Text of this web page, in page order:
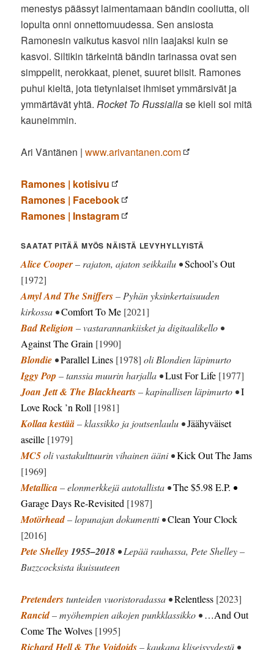
menestys päässyt laimentamaan bändin cooliutta, oli
lopulta onni onnettomuudessa. Sen ansiosta
Ramonesin vaikutus kasvoi niin laajaksi kuin se
kasvoi. Siltikin tärkeintä bändin tarinassa ovat sen
simppelit, nerokkaat, pienet, suuret biisit. Ramones
puhui kieltä, jota tietynlaiset ihmiset ymmärsivät ja
ymmärtävät yhtä.Rocket To Russiallase kieli soi mitä
kauneimmin.
Ari Väntänen |www.arivantanen.com
Ramones | kotisivu
Ramones | Facebook
Ramones | Instagram
SAATAT PITÄÄ MYÖS NÄISTÄ LEVYHYLLYISTÄ
Alice Cooper– rajaton, ajaton seikkailu •School’s Out
[1972]
Amyl And The Sniffers– Pyhän yksinkertaisuuden
kirkossa •Comfort To Me [2021]
Bad Religion – vastarannankiisket ja digitaalikello •
Against The Grain [1990]
Blondie •Parallel Lines [1978] oli Blondien läpimurto
Iggy Pop – tanssia muurin harjalla •Lust For Life [1977]
Joan Jett & The Blackhearts– kapinallisen läpimurto •I
Love Rock ’n Roll [1981]
Kollaa kestää– klassikko ja joutsenlaulu •Jäähyväiset
aseille [1979]
MC5oli vastakulttuurin vihainen ääni •Kick Out The Jams
[1969]
Metallica– elonmerkkejä autotallista •The $5.98 E.P. •
Garage Days Re-Revisited [1987]
Motörhead– lopunajan dokumentti •Clean Your Clock
[2016]
Pete Shelley1955–2018 • Lepää rauhassa, Pete Shelley –
Buzzcocksista ikuisuuteen
Pretenderstunteiden vuoristoradassa •Relentless [2023]
Rancid– myöhempien aikojen punkklassikko • …And Out
Come The Wolves [1995]
Richard Hell & The Voidoids– kaukana kliseisyydestä •